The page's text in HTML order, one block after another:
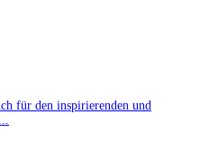
für den inspirierenden und